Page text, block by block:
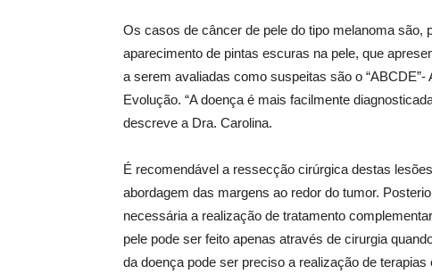
Os casos de câncer de pele do tipo melanoma
aparecimento de pintas escuras na pele, que
a serem avaliadas como suspeitas são o
Evolução. “A doença é mais facilmente
descreve a Dra. Carolina.
É recomendável a ressecção cirúrgica destas
abordagem das margens ao redor do tumor.
necessária a realização de tratamento
pele pode ser feito apenas através de cirurgia
da doença pode ser preciso a realização de